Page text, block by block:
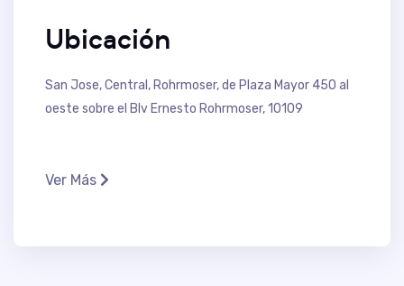
Ubicación
San Jose, Central, Rohrmoser, de Plaza Mayor 450 al
oeste sobre el Blv Ernesto Rohrmoser, 10109
Ver Más